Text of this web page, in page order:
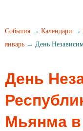
События → Календари →
январь → День
День
Мьянма в